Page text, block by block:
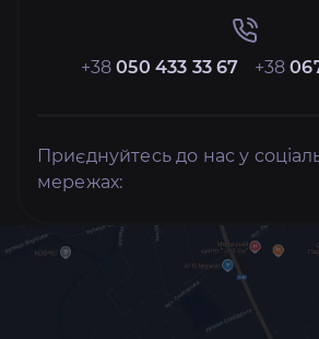
+38050 433 33 67 +38
Приєднуйтесь до нас у
мережах: